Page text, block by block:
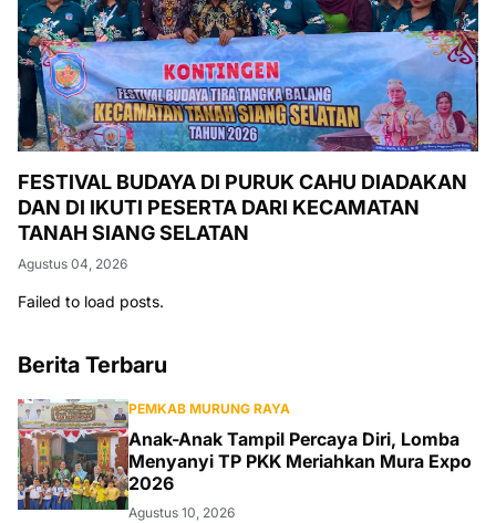
FESTIVAL BUDAYA DI PURUK CAHU DIADAKAN
DAN DI IKUTI PESERTA DARI KECAMATAN
TANAH SIANG SELATAN
Agustus 04, 2026
Failed to load posts.
Berita Terbaru
PEMKAB MURUNG RAYA
Anak-Anak Tampil Percaya Diri, Lomba
Menyanyi TP PKK Meriahkan Mura Expo
2026
Agustus 10, 2026